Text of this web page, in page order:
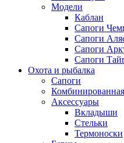
Модели
Каблан
Сапоги
Сапоги
Сапоги
Сапоги
Охота и рыбалка
Сапоги
Аксессуары
Вкладыши
Стельки
Термоноски